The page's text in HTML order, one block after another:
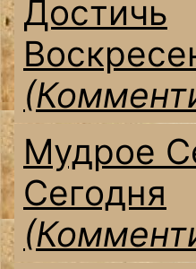
Достичь
Мудрое
Сегодня